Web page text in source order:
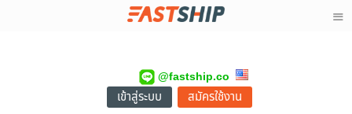
@fastship.co
เข้าสู่ระบบ สมัครใช้งาน